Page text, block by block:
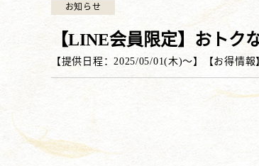
お知らせ
【LINE会員限定】おトク
【提供日程：2025/05/01(木)〜】 【お得情報